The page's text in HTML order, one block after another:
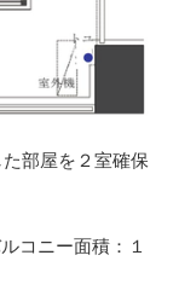
部屋を２室確保
ニー面積：１